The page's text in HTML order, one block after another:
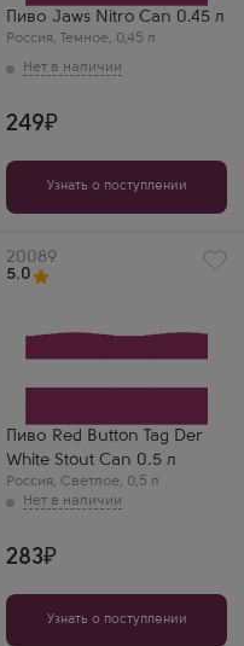
Пиво Jaws Nitro Can 0.45 л
Россия, Темное, 0,45 л
249
Узнать о поступлении
Артикул
20089
5.0
Пиво Red Button Tag Der
White Stout Can 0.5 л
Россия, Светлое, 0,5 л
283
Узнать о поступлении